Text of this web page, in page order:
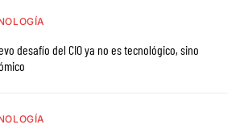
desafío del CIO ya no es tecnológico, sino